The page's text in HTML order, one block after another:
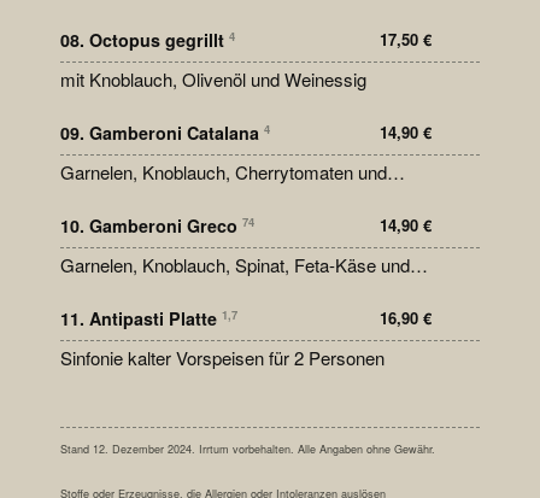
08. Octopus gegrillt 4 17,50 €
mit Knoblauch, Olivenöl und Weinessig
09. Gamberoni Catalana 4 14,90 €
Garnelen, Knoblauch, Cherrytomaten und
10. Gamberoni Greco 74 14,90 €
Garnelen, Knoblauch, Spinat, Feta-Käse und
11. Antipasti Platte 1,7 16,90 €
Sinfonie kalter Vorspeisen für 2 Personen
Stand 12. Dezember 2024. Irrtum vorbehalten. Alle Angaben ohne Gewähr.
Stoffe oder Erzeugnisse, die Allergien oder Intoleranzen auslösen